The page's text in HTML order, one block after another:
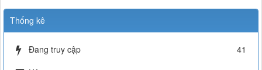
Thống kê
Đang truy cập
41